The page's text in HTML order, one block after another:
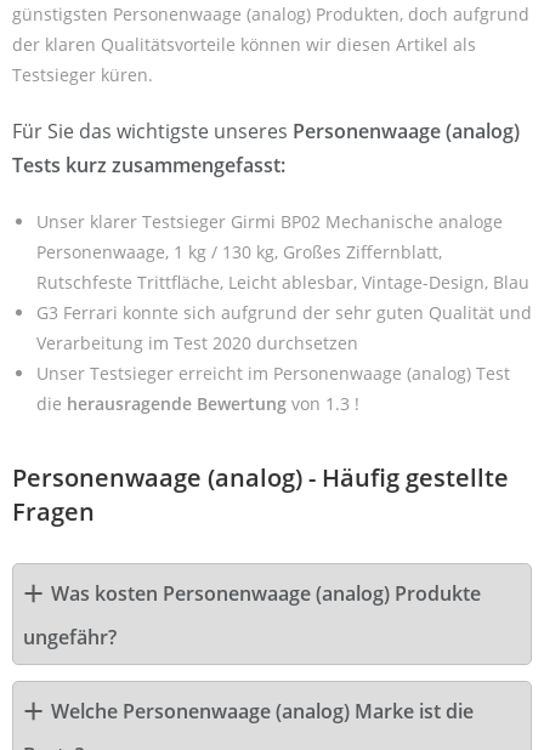
günstigsten Personenwaage (analog) Produkten, doch aufgrund
der klaren Qualitätsvorteile können wir diesen Artikel als
Testsieger küren.
Für Sie das wichtigste unseres Personenwaage (analog)
Tests kurz zusammengefasst:
Unser klarer Testsieger Girmi BP02 Mechanische analoge
Personenwaage, 1 kg / 130 kg, Großes Ziffernblatt,
Rutschfeste Trittfläche, Leicht ablesbar, Vintage-Design, Blau
G3 Ferrari konnte sich aufgrund der sehr guten Qualität und
Verarbeitung im Test 2020 durchsetzen
Unser Testsieger erreicht im Personenwaage (analog) Test
die herausragende Bewertung von 1.3 !
Personenwaage (analog) - Häufig gestellte
Fragen
Was kosten Personenwaage (analog) Produkte
ungefähr?
Welche Personenwaage (analog) Marke ist die